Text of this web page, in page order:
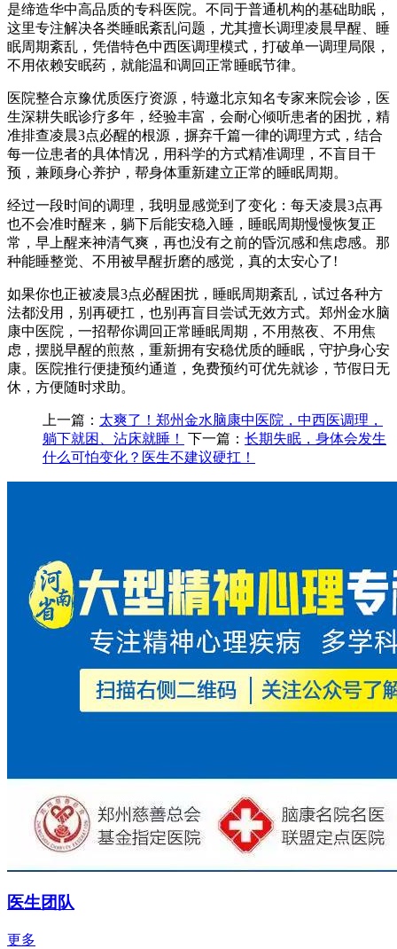
是缔造华中高品质的专科医院。不同于普通机构的基础助眠，
这里专注解决各类睡眠紊乱问题，尤其擅长调理凌晨早醒、睡
眠周期紊乱，凭借特色中西医调理模式，打破单一调理局限，
不用依赖安眠药，就能温和调回正常睡眠节律。
医院整合京豫优质医疗资源，特邀北京知名专家来院会诊，医
生深耕失眠诊疗多年，经验丰富，会耐心倾听患者的困扰，精
准排查凌晨3点必醒的根源，摒弃千篇一律的调理方式，结合
每一位患者的具体情况，用科学的方式精准调理，不盲目干
预，兼顾身心养护，帮身体重新建立正常的睡眠周期。
经过一段时间的调理，我明显感觉到了变化：每天凌晨3点再
也不会准时醒来，躺下后能安稳入睡，睡眠周期慢慢恢复正
常，早上醒来神清气爽，再也没有之前的昏沉感和焦虑感。那
种能睡整觉、不用被早醒折磨的感觉，真的太安心了!
如果你也正被凌晨3点必醒困扰，睡眠周期紊乱，试过各种方
法都没用，别再硬扛，也别再盲目尝试无效方式。郑州金水脑
康中医院，一招帮你调回正常睡眠周期，不用熬夜、不用焦
虑，摆脱早醒的煎熬，重新拥有安稳优质的睡眠，守护身心安
康。医院推行便捷预约通道，免费预约可优先就诊，节假日无
休，方便随时求助。
上一篇： 太爽了！郑州金水脑康中医院，中西医调理，
躺下就困、沾床就睡！
下一篇： 长期失眠，身体会发生
什么可怕变化？医生不建议硬扛！
医生团队
更多